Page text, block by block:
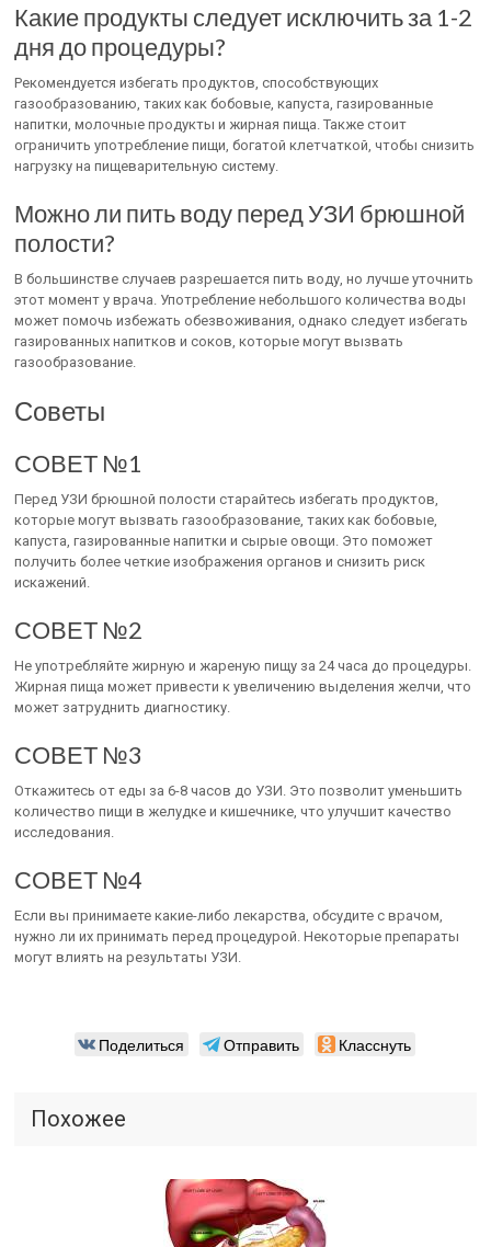
Какие продукты следует исключить за 1-2
дня до процедуры?
Рекомендуется избегать продуктов, способствующих
газообразованию, таких как бобовые, капуста, газированные
напитки, молочные продукты и жирная пища. Также стоит
ограничить употребление пищи, богатой клетчаткой, чтобы снизить
нагрузку на пищеварительную систему.
Можно ли пить воду перед УЗИ брюшной
полости?
В большинстве случаев разрешается пить воду, но лучше уточнить
этот момент у врача. Употребление небольшого количества воды
может помочь избежать обезвоживания, однако следует избегать
газированных напитков и соков, которые могут вызвать
газообразование.
Советы
СОВЕТ №1
Перед УЗИ брюшной полости старайтесь избегать продуктов,
которые могут вызвать газообразование, таких как бобовые,
капуста, газированные напитки и сырые овощи. Это поможет
получить более четкие изображения органов и снизить риск
искажений.
СОВЕТ №2
Не употребляйте жирную и жареную пищу за 24 часа до процедуры.
Жирная пища может привести к увеличению выделения желчи, что
может затруднить диагностику.
СОВЕТ №3
Откажитесь от еды за 6-8 часов до УЗИ. Это позволит уменьшить
количество пищи в желудке и кишечнике, что улучшит качество
исследования.
СОВЕТ №4
Если вы принимаете какие-либо лекарства, обсудите с врачом,
нужно ли их принимать перед процедурой. Некоторые препараты
могут влиять на результаты УЗИ.
Поделиться Отправить Класснуть
Похожее